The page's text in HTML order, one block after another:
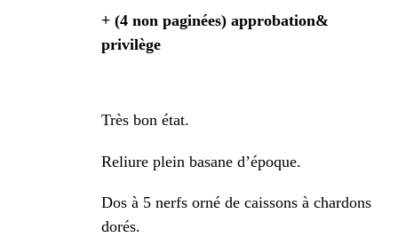
+ (4 non paginées) approbation&
privilège
Très bon état.
Reliure plein basane d’époque.
Dos à 5 nerfs orné de caissons à chardons
dorés.